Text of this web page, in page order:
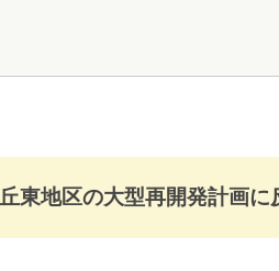
東地区の大型再開発計画